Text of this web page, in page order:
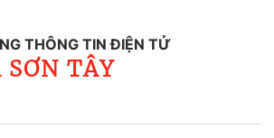
THÔNG TIN ĐIỆN TỬ
SƠN TÂY